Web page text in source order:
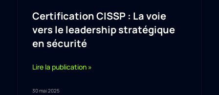
Certification CISSP : La voie
vers le leadership stratégique
en sécurité
Lire la publication »
30 mai 2025